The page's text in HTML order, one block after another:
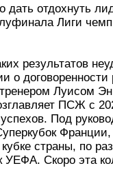
дать отдохнуть
Лиги
результатов
о договоренности
Луисом
ПСЖ с
Под
страны, по
УЕФА. Скоро эта